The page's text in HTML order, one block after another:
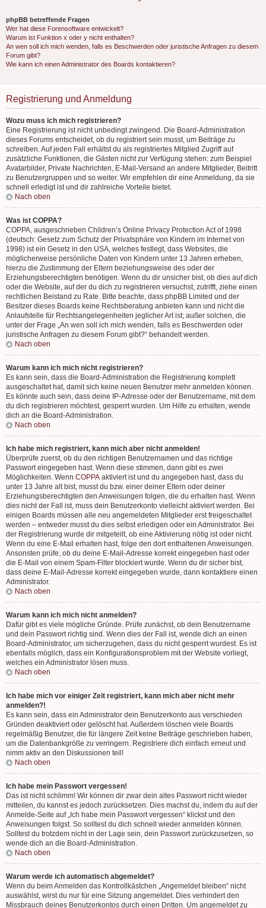
phpBB betreffende Fragen
Wer hat diese Forensoftware entwickelt?
Warum ist Funktion x oder y nicht enthalten?
An wen soll ich mich wenden, falls es Beschwerden oder juristische Anfragen zu diesem
Forum gibt?
Wie kann ich einen Administrator des Boards kontaktieren?
Registrierung und Anmeldung
Wozu muss ich mich registrieren?
Eine Registrierung ist nicht unbedingt zwingend. Die Board-Administration
dieses Forums entscheidet, ob du registriert sein musst, um Beiträge zu
schreiben. Auf jeden Fall erhältst du als registriertes Mitglied Zugriff auf
zusätzliche Funktionen, die Gästen nicht zur Verfügung stehen: zum Beispiel
Avatarbilder, Private Nachrichten, E-Mail-Versand an andere Mitglieder, Beitritt
zu Benutzergruppen und so weiter. Wir empfehlen dir eine Anmeldung, da sie
schnell erledigt ist und dir zahlreiche Vorteile bietet.
Nach oben
Was ist COPPA?
COPPA, ausgeschrieben Children’s Online Privacy Protection Act of 1998
(deutsch: Gesetz zum Schutz der Privatsphäre von Kindern im Internet von
1998) ist ein Gesetz in den USA, welches festlegt, dass Websites, die
möglicherweise persönliche Daten von Kindern unter 13 Jahren erheben,
hierzu die Zustimmung der Eltern beziehungsweise des oder der
Erziehungsberechtigten benötigen. Wenn du dir unsicher bist, ob dies auf dich
oder die Website, auf der du dich zu registrieren versuchst, zutrifft, ziehe einen
rechtlichen Beistand zu Rate. Bitte beachte, dass phpBB Limited und der
Besitzer dieses Boards keine Rechtsberatung anbieten kann und nicht die
Anlaufstelle für Rechtsangelegenheiten jeglicher Art ist; außer solchen, die
unter der Frage „An wen soll ich mich wenden, falls es Beschwerden oder
juristische Anfragen zu diesem Forum gibt?“ behandelt werden.
Nach oben
Warum kann ich mich nicht registrieren?
Es kann sein, dass die Board-Administration die Registrierung komplett
ausgeschaltet hat, damit sich keine neuen Benutzer mehr anmelden können.
Es könnte auch sein, dass deine IP-Adresse oder der Benutzername, mit dem
du dich registrieren möchtest, gesperrt wurden. Um Hilfe zu erhalten, wende
dich an die Board-Administration.
Nach oben
Ich habe mich registriert, kann mich aber nicht anmelden!
Überprüfe zuerst, ob du den richtigen Benutzernamen und das richtige
Passwort eingegeben hast. Wenn diese stimmen, dann gibt es zwei
Möglichkeiten. Wenn COPPA aktiviert ist und du angegeben hast, dass du
unter 13 Jahre alt bist, musst du bzw. einer deiner Eltern oder deiner
Erziehungsberechtigten den Anweisungen folgen, die du erhalten hast. Wenn
dies nicht der Fall ist, muss dein Benutzerkonto vielleicht aktiviert werden. Bei
einigen Boards müssen alle neu angemeldeten Mitglieder erst freigeschaltet
werden – entweder musst du dies selbst erledigen oder ein Administrator. Bei
der Registrierung wurde dir mitgeteilt, ob eine Aktivierung nötig ist oder nicht.
Wenn du eine E-Mail erhalten hast, folge den dort enthaltenen Anweisungen.
Ansonsten prüfe, ob du deine E-Mail-Adresse korrekt eingegeben hast oder
die E-Mail von einem Spam-Filter blockiert wurde. Wenn du dir sicher bist,
dass deine E-Mail-Adresse korrekt eingegeben wurde, dann kontaktiere einen
Administrator.
Nach oben
Warum kann ich mich nicht anmelden?
Dafür gibt es viele mögliche Gründe. Prüfe zunächst, ob dein Benutzername
und dein Passwort richtig sind. Wenn dies der Fall ist, wende dich an einen
Board-Administrator, um sicherzugehen, dass du nicht gesperrt wurdest. Es ist
ebenfalls möglich, dass ein Konfigurationsproblem mit der Website vorliegt,
welches ein Administrator lösen muss.
Nach oben
Ich habe mich vor einiger Zeit registriert, kann mich aber nicht mehr
anmelden?!
Es kann sein, dass ein Administrator dein Benutzerkonto aus verschieden
Gründen deaktiviert oder gelöscht hat. Außerdem löschen viele Boards
regelmäßig Benutzer, die für längere Zeit keine Beiträge geschrieben haben,
um die Datenbankgröße zu verringern. Registriere dich einfach erneut und
nimm aktiv an den Diskussionen teil!
Nach oben
Ich habe mein Passwort vergessen!
Das ist nicht schlimm! Wir können dir zwar dein altes Passwort nicht wieder
mitteilen, du kannst es jedoch zurücksetzen. Dies machst du, indem du auf der
Anmelde-Seite auf „Ich habe mein Passwort vergessen“ klickst und den
Anweisungen folgst. So solltest du dich schnell wieder anmelden können.
Solltest du trotzdem nicht in der Lage sein, dein Passwort zurückzusetzen, so
wende dich an die Board-Administration.
Nach oben
Warum werde ich automatisch abgemeldet?
Wenn du beim Anmelden das Kontrollkästchen „Angemeldet bleiben“ nicht
auswählst, wirst du nur für eine Sitzung angemeldet. Dies verhindert den
Missbrauch deines Benutzerkontos durch einen Dritten. Um angemeldet zu